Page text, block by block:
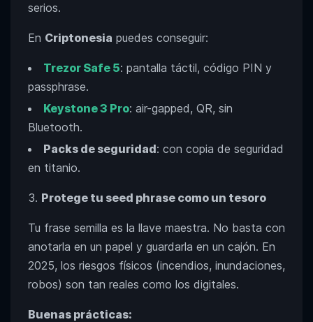
serios.
En Criptonesia puedes conseguir:
Trezor Safe 5: pantalla táctil, código PIN y
passphrase.
Keystone 3 Pro: air-gapped, QR, sin
Bluetooth.
Packs de seguridad: con copia de seguridad
en titanio.
Protege tu seed phrase como un tesoro
Tu frase semilla es la llave maestra. No basta con
anotarla en un papel y guardarla en un cajón. En
2025, los riesgos físicos (incendios, inundaciones,
robos) son tan reales como los digitales.
Buenas prácticas: